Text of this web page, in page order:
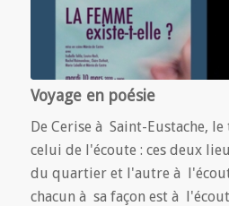
Voyage en poésie
De Cerise à Saint-Eustache,
celui de l'écoute : ces deux
du quartier et l'autre à
chacun à sa façon est à